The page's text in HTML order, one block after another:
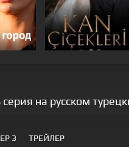
на русском
3
ТРЕЙЛЕР